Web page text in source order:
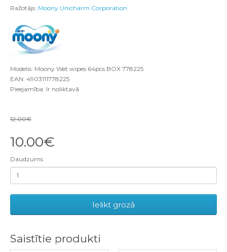
Ražotājs: Moony Unicharm Corporation
Modelis: Moony Wet wipes 64pcs BOX 778225
EAN: 4903111778225
Pieejamība: Ir noliktavā
12.00€
10.00€
Daudzums
Ielikt grozā
Saistītie produkti